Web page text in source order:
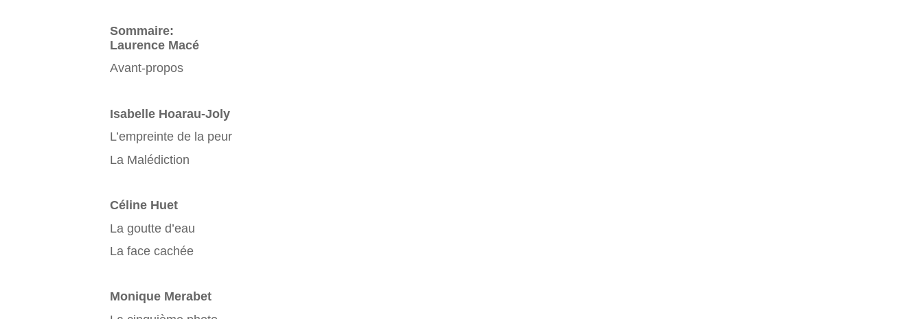
Sommaire:
Laurence Macé
Avant-propos
Isabelle Hoarau-Joly
L’empreinte de la peur
La Malédiction
Céline Huet
La goutte d’eau
La face cachée
Monique Merabet